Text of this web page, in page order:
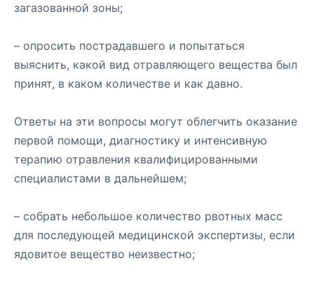
загазованной зоны;
– опросить пострадавшего и попытаться
выяснить, какой вид отравляющего вещества был
принят, в каком количестве и как давно.
Ответы на эти вопросы могут облегчить оказание
первой помощи, диагностику и интенсивную
терапию отравления квалифицированными
специалистами в дальнейшем;
– собрать небольшое количество рвотных масс
для последующей медицинской экспертизы, если
ядовитое вещество неизвестно;